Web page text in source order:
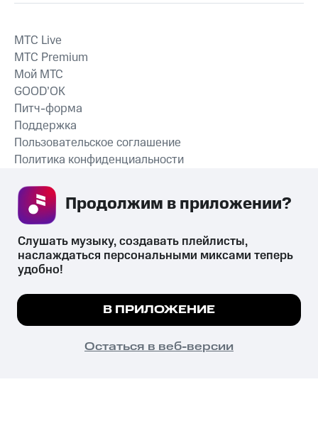
СКАЧАТЬ ПРИЛОЖЕНИЕ
MTС Live
MTС Premium
Мой МТС
GOOD’OK
Питч-форма
Поддержка
Пользовательское соглашение
Политика конфиденциальности
психотропных веществ, их аналогов причиняет вред здоровью,
их незаконный оборот запрещён и влечёт установленную
законодательством ответственность.
© 2026 ООО «КИОН».
Все права защищены
Мы используем куки, чтобы на сайте все
Подробнее
ПОНЯТНО
Слушать музыку, создавать плейлисты,
наслаждаться персональными миксами теперь
удобно!
В ПРИЛОЖЕНИЕ
Остаться в веб-версии